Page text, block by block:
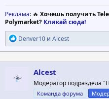
Реклама: 🔥 Хочешь получить
Polymarket? Кликай сюда!
Р
е
а
к
и
Denver10 и Alcest
Alcest
Модератор подраздела
Команда форума